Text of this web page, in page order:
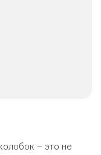
– это не